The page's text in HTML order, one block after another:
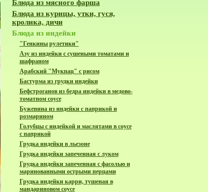
Блюда из мясного фарша
Блюда из курицы, утки, гуся,
кролика, дичи
Блюда из индейки
"Генкины рулетики"
Азу из индейки с сушеными томатами и
шафраном
Арабский "Мукпац" с рисом
Бастурма из грудки индейки
Бефстроганов из бедра индейки в медово-
томатном соусе
Буженина из индейки с паприкой и
розмарином
Голубцы с индейкой и маслятами в соусе
с паприкой
Грудка индейки в льезоне
Грудка индейки запеченная с луком
Грудка индейки запеченная с фасолью и
маринованными острыми перцами
Грудка индейки карри, тушеная в
мандариновом соусе